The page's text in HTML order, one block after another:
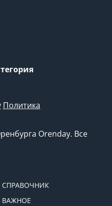
Политика
Orenday. Все
СПРАВОЧНИК
ВАЖНОЕ